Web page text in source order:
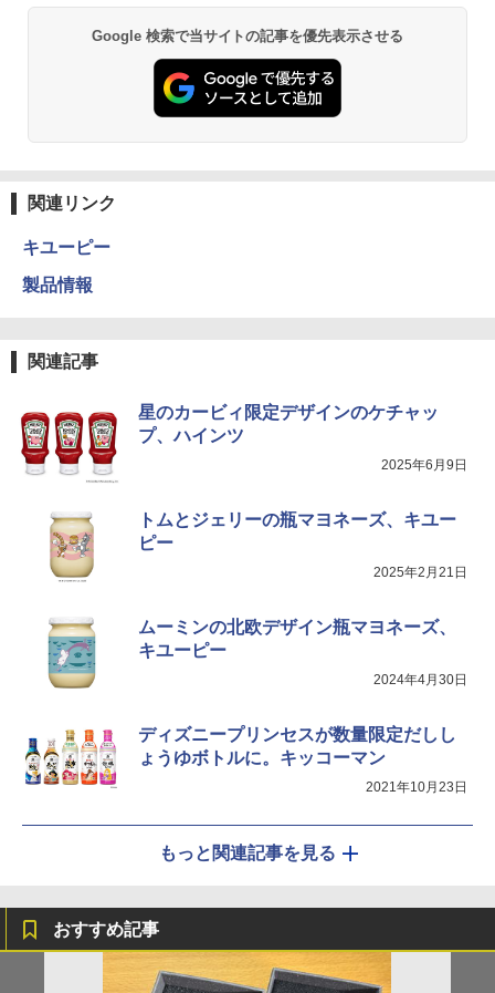
Google 検索で当サイトの記事を優先表示させる
関連リンク
キユーピー
製品情報
関連記事
星のカービィ限定デザインのケチャッ
プ、ハインツ
2025年6月9日
トムとジェリーの瓶マヨネーズ、キユー
ピー
2025年2月21日
ムーミンの北欧デザイン瓶マヨネーズ、
キユーピー
2024年4月30日
ディズニープリンセスが数量限定だしし
ょうゆボトルに。キッコーマン
2021年10月23日
もっと関連記事を見る
おすすめ記事